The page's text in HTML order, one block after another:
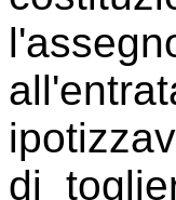
di